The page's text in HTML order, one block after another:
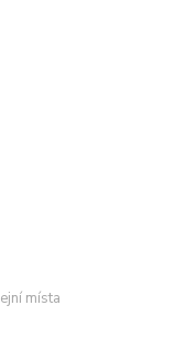
místa